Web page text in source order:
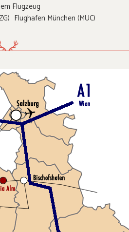
Flugzeug
Flughafen München (MUC)